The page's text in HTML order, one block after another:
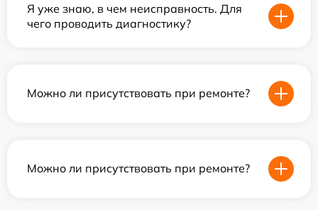
Я уже знаю, в чем неисправность. Для
чего проводить диагностику?
Можно ли присутствовать при ремонте?
Можно ли присутствовать при ремонте?